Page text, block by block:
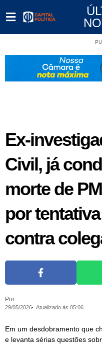
Ex-
Civil, já
morte de
por
contra
Por
29/05/2026 Atualizado às 05:06
Em um desdobramento que
e levanta sérias questões